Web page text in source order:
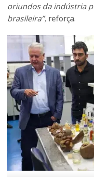
oriundos da indústria
brasileira”, reforça.